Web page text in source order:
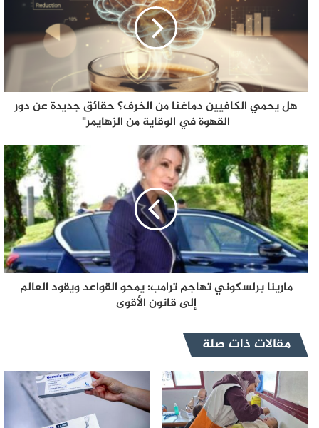
هل يحمي الكافيين دماغنا من الخرف؟ حقائق جديدة عن دور
القهوة في الوقاية من الزهايمر"
مارينا برلسكوني تهاجم ترامب: يمحو القواعد ويقود العالم
إلى قانون الأقوى
مقالات ذات صلة